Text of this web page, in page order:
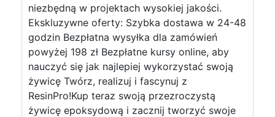
niezbędną w projektach wysokiej jakości.
Ekskluzywne oferty: Szybka dostawa w 24-48
godzin Bezpłatna wysyłka dla zamówień
powyżej 198 zł Bezpłatne kursy online, aby
nauczyć się jak najlepiej wykorzystać swoją
żywicę Twórz, realizuj i fascynuj z
ResinPro!Kup teraz swoją przezroczystą
żywicę epoksydową i zacznij tworzyć swoje